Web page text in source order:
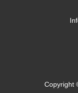
Copyright